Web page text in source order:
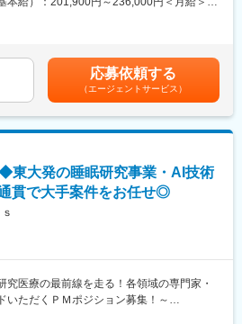
～15:00
躍する、幹部候補人材となることが期待さ
は、同社の介護施設において、お客様の日常
を担当いただきます。※雇用形態：無期正社
と並行して実務者研修資格の取得のための
４回程度、本社の社員と面談をする中でご
リアアプランを立て、ご希望も踏まえなが
施設 or 本社）が決定します。本社勤務に
務、人事など事務系の仕事が中心になりま
任した後でも、希望すれば現場復帰も可能
なし、休みもしっかり取得できるため非常
っております。定着率も高く実際にここ3年
職率は6％と非常に低い数値です。また配属
考慮し決定いたします。
護での勤務のみ、別途で送迎手当：10,000/
でも目安の金額であり、選考を通じて上下
。月給(月額)は固定手当を含めた表記です。
応募依頼する
（エージェントサービス）
東大発の睡眠研究事業・AI技術
貫で大手案件をお任せ◎
究医療の最前線を走る！各領域の専門家・
いただくＰＭポジション募集！～